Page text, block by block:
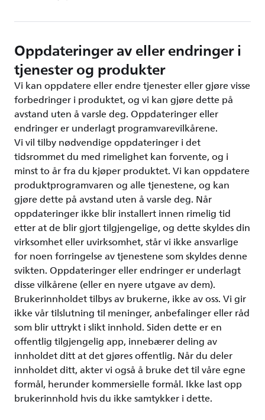
Oppdateringer av eller endringer i
tjenester og produkter
Vi kan oppdatere eller endre tjenester eller gjøre visse
forbedringer i produktet, og vi kan gjøre dette på
avstand uten å varsle deg. Oppdateringer eller
endringer er underlagt programvarevilkårene.
Vi vil tilby nødvendige oppdateringer i det
tidsrommet du med rimelighet kan forvente, og i
minst to år fra du kjøper produktet. Vi kan oppdatere
produktprogramvaren og alle tjenestene, og kan
gjøre dette på avstand uten å varsle deg. Når
oppdateringer ikke blir installert innen rimelig tid
etter at de blir gjort tilgjengelige, og dette skyldes din
virksomhet eller uvirksomhet, står vi ikke ansvarlige
for noen forringelse av tjenestene som skyldes denne
svikten. Oppdateringer eller endringer er underlagt
disse vilkårene (eller en nyere utgave av dem).
Brukerinnholdet tilbys av brukerne, ikke av oss. Vi gir
ikke vår tilslutning til meninger, anbefalinger eller råd
som blir uttrykt i slikt innhold. Siden dette er en
offentlig tilgjengelig app, innebærer deling av
innholdet ditt at det gjøres offentlig. Når du deler
innholdet ditt, akter vi også å bruke det til våre egne
formål, herunder kommersielle formål. Ikke last opp
brukerinnhold hvis du ikke samtykker i dette.